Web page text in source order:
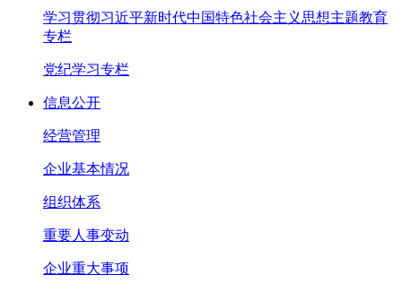
学习贯彻习近平新时代中国特色社会主义思想主题教育
专栏
党纪学习专栏
信息公开
经营管理
企业基本情况
组织体系
重要人事变动
企业重大事项